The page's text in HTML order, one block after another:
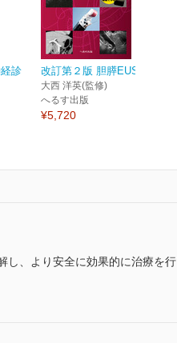
診
改訂第２版 胆膵EUS教本
大西 洋英(監修)
へるす出版
¥5,720
し、より安全に効果的に治療を行